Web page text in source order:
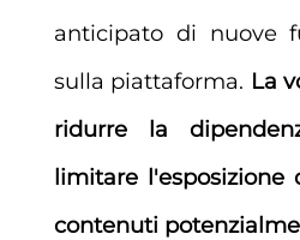
anticipato di nuove
sulla piattaforma. La
ridurre la
limitare l'esposizione
contenuti